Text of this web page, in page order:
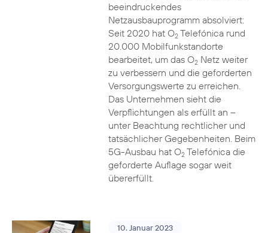
beeindruckendes
Netzausbauprogramm absolviert:
Seit 2020 hat O2Telefónica rund
20.000 Mobilfunkstandorte
bearbeitet, um das O2Netz weiter
zu verbessern und die geforderten
Versorgungswerte zu erreichen.
Das Unternehmen sieht die
Verpflichtungen als erfüllt an –
unter Beachtung rechtlicher und
tatsächlicher Gegebenheiten. Beim
5G-Ausbau hat O2Telefónica die
geforderte Auflage sogar weit
übererfüllt.
10. Januar 2023